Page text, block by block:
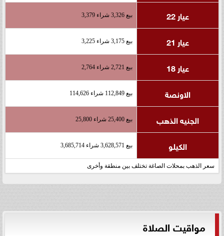
عيار 22 بيع 3,326 شراء 3,379
عيار 21 بيع 3,175 شراء 3,225
عيار 18 بيع 2,721 شراء 2,764
الاونصة بيع 112,849 شراء 114,626
الجنيه الذهب بيع 25,400 شراء 25,800
الكيلو بيع 3,628,571 شراء 3,685,714
سعر الذهب بمحلات الصاغة تختلف بين منطقة وأخرى
مواقيت الصلاة